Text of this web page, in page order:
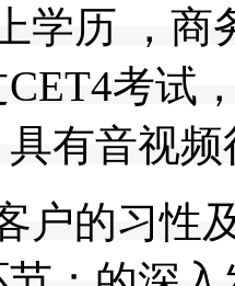
学历 ，
考试
具有音视
户的习性